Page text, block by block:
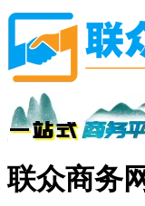
联众商务